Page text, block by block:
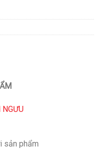
sản phẩm